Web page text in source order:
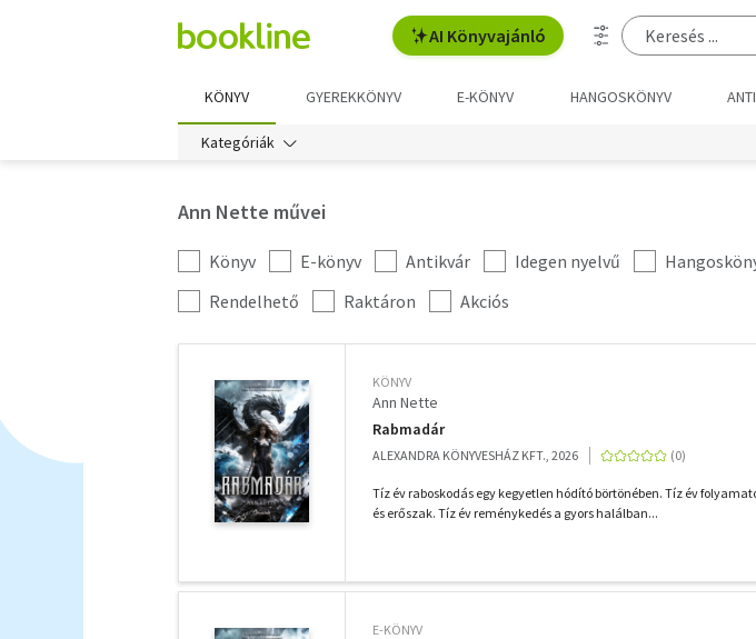
AI Könyvajánló
KÖNYV GYEREKKÖNYV E-KÖNYV HANGOSKÖNYV
Kategóriák
Ann Nette művei
Kategória
szűrés
Könyv E-könyv Antikvár Idegen nyelvű
További
szűrők
Rendelhető Raktáron Akciós
KÖNYV
Ann Nette
Rabmadár
ALEXANDRA KÖNYVESHÁZ KFT., 2026
Tíz év raboskodás egy kegyetlen hódító börtönében. Tíz év
és erőszak. Tíz év reménykedés a gyors halálban...
E-KÖNYV